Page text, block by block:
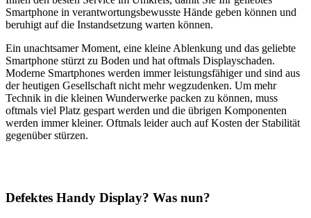
Smartphone in verantwortungsbewusste Hände geben können und
beruhigt auf die Instandsetzung warten können.
Ein unachtsamer Moment, eine kleine Ablenkung und das geliebte
Smartphone stürzt zu Boden und hat oftmals Displayschaden.
Moderne Smartphones werden immer leistungsfähiger und sind aus
der heutigen Gesellschaft nicht mehr wegzudenken. Um mehr
Technik in die kleinen Wunderwerke packen zu können, muss
oftmals viel Platz gespart werden und die übrigen Komponenten
werden immer kleiner. Oftmals leider auch auf Kosten der Stabilität
gegenüber stürzen.
Defektes Handy Display? Was nun?